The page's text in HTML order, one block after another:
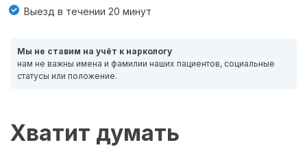
Выезд в течении 20 минут
Мы не ставим на учёт к наркологу
нам не важны имена и фамилии наших пациентов, социальные
статусы или положение.
Хватит думать